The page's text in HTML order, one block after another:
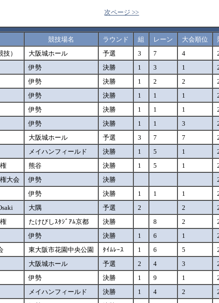
次ページ >>
競技場名 ラウンド 組 レーン 大会順位
） 大阪城ホール 予選 3 7 4
伊勢 決勝 1 3 1
伊勢 決勝 1 2 2
伊勢 決勝 1 1 1
伊勢 決勝 1 1 1
伊勢 決勝 1 1 3
大阪城ホール 予選 3 7 7
メイハンフィールド 決勝 1 5 1
熊谷 決勝 1 5 1
大会 伊勢 決勝
伊勢 決勝 1 1 1
大隅 予選 2 2
たけびしｽﾀｼﾞｱﾑ京都 決勝 8 2
伊勢 決勝 1 6 1
東大阪市花園中央公園 ﾀｲﾑﾚｰｽ 1 6 5
大阪城ホール 予選 2 4 3
伊勢 決勝 1 9 1
メイハンフィールド 決勝 1 4 2